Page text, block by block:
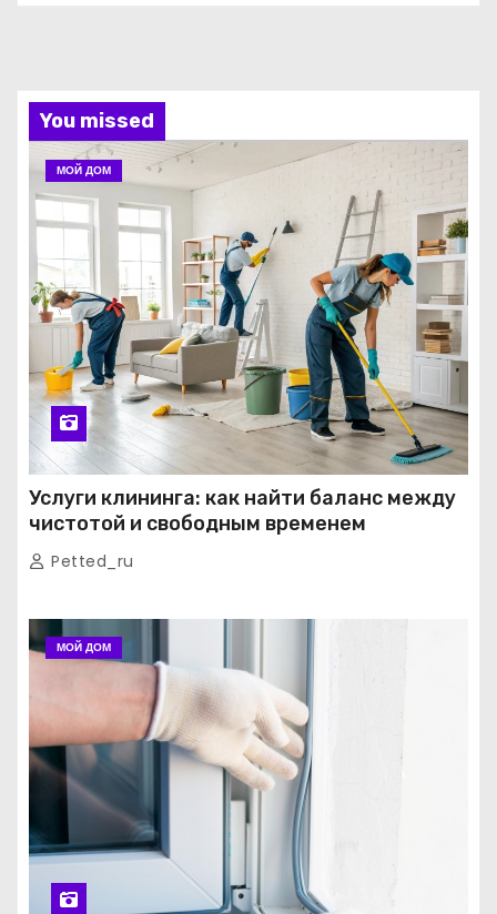
You missed
МОЙ ДОМ
Услуги клининга: как найти баланс между
чистотой и свободным временем
Petted_ru
МОЙ ДОМ